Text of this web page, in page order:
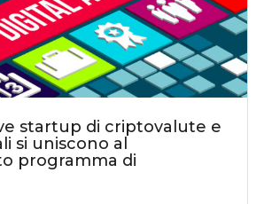
startup di criptovalute e
si uniscono al
programma di